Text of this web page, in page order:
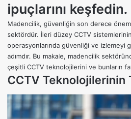
ipuçlarını keşfedin.
Madencilik, güvenliğin son derece
sektördür. İleri düzey CCTV
operasyonlarında güvenliği ve izlemeyi
adımdır. Bu makale, madencilik
çeşitli CCTV teknolojilerini ve bunların
CCTV Teknolojilerinin